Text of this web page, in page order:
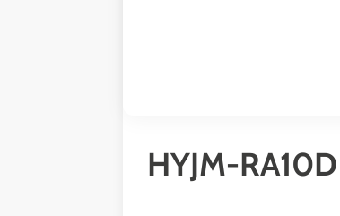
HYJM-RA10D